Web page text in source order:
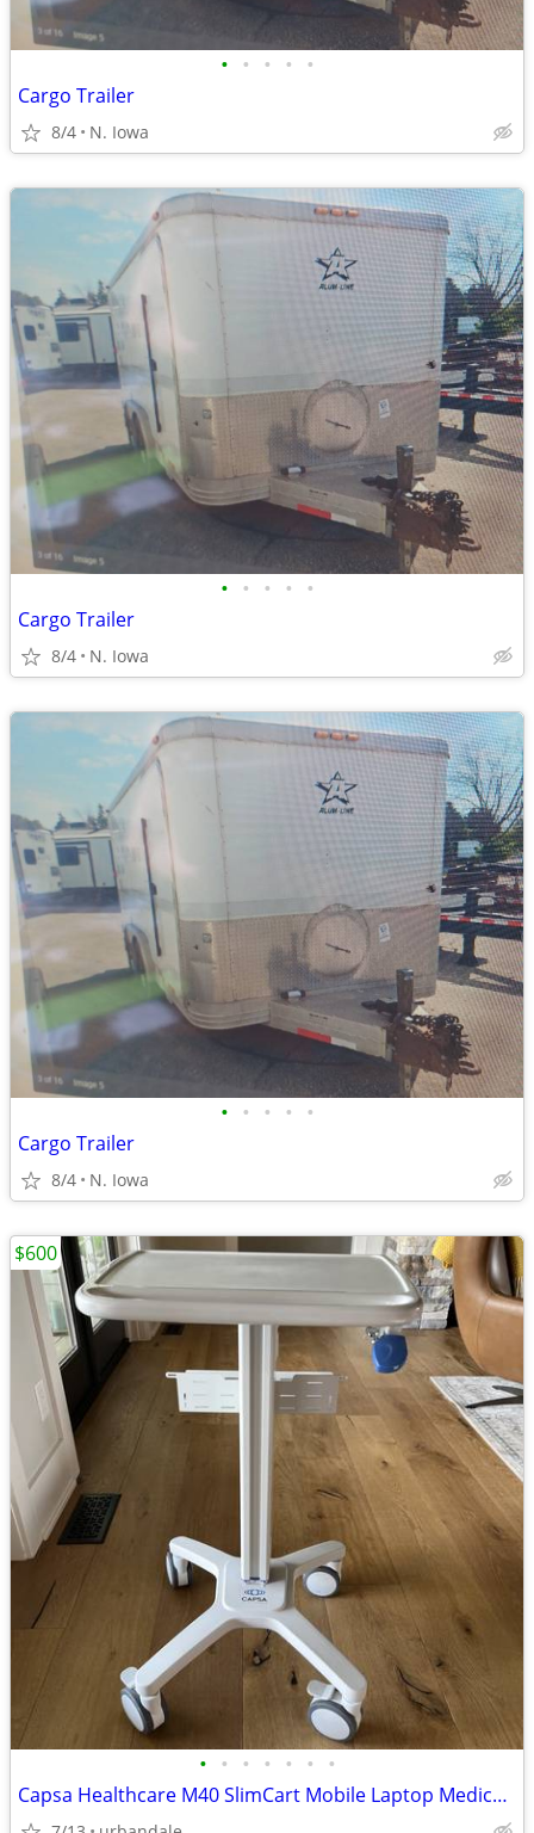
• • • • •
Cargo Trailer
8/4 N. Iowa
• • • • •
Cargo Trailer
8/4 N. Iowa
• • • • •
Cargo Trailer
8/4 N. Iowa
• • • • • • •
Capsa Healthcare M40 SlimCart Mobile Laptop Medical Documentation Cart
$600